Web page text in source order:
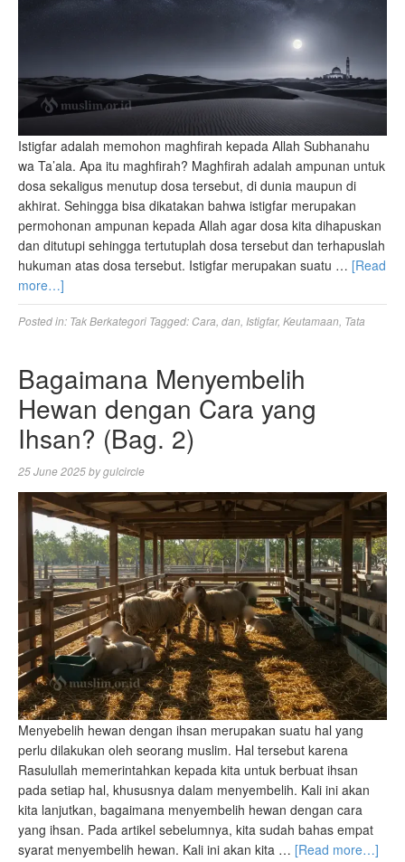
Istigfar adalah memohon maghfirah kepada Allah Subhanahu
wa Ta’ala. Apa itu maghfirah? Maghfirah adalah ampunan untuk
dosa sekaligus menutup dosa tersebut, di dunia maupun di
akhirat. Sehingga bisa dikatakan bahwa istigfar merupakan
permohonan ampunan kepada Allah agar dosa kita dihapuskan
dan ditutupi sehingga tertutuplah dosa tersebut dan terhapuslah
hukuman atas dosa tersebut. Istigfar merupakan suatu … [Read
more…]
Posted in: Tak Berkategori Tagged: Cara, dan, Istigfar, Keutamaan, Tata
Bagaimana Menyembelih
Hewan dengan Cara yang
Ihsan? (Bag. 2)
25 June 2025bygulcircle
Menyebelih hewan dengan ihsan merupakan suatu hal yang
perlu dilakukan oleh seorang muslim. Hal tersebut karena
Rasulullah memerintahkan kepada kita untuk berbuat ihsan
pada setiap hal, khususnya dalam menyembelih. Kali ini akan
kita lanjutkan, bagaimana menyembelih hewan dengan cara
yang ihsan. Pada artikel sebelumnya, kita sudah bahas empat
syarat menyembelih hewan. Kali ini akan kita … [Read more…]